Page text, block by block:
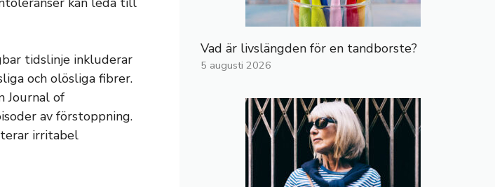
tidslinje inkluderar
och olösliga fibrer.
Journal of
av förstoppning.
irritabel
Vad är livslängden för en tandborste?
5 augusti 2026